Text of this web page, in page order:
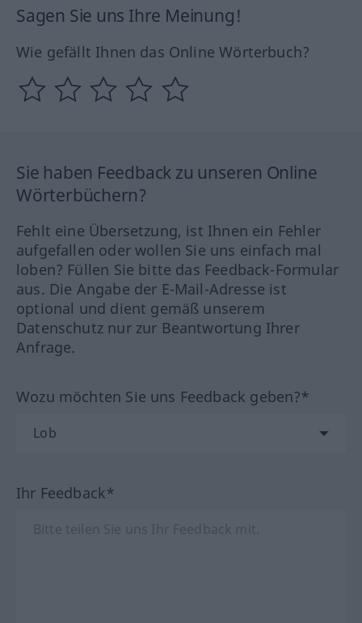
Sagen Sie uns Ihre Meinung!
Wie gefällt Ihnen das Online Wörterbuch?
Sie haben Feedback zu unseren Online
Wörterbüchern?
Fehlt eine Übersetzung, ist Ihnen ein Fehler
aufgefallen oder wollen Sie uns einfach mal
loben? Füllen Sie bitte das Feedback-Formular
aus. Die Angabe der E-Mail-Adresse ist
optional und dient gemäß unserem
Datenschutz nur zur Beantwortung Ihrer
Anfrage.
Wozu möchten Sie uns Feedback geben?*
Ihr Feedback*